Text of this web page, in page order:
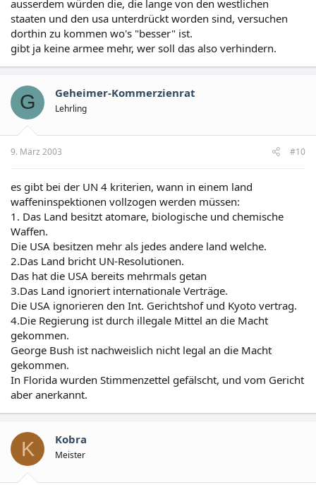
ausserdem würden die, die lange von den westlichen
staaten und den usa unterdrückt worden sind, versuchen
dorthin zu kommen wo's "besser" ist.
gibt ja keine armee mehr, wer soll das also verhindern.
G Geheimer-Kommerzienrat
Lehrling
9. März 2003 #10
es gibt bei der UN 4 kriterien, wann in einem land
waffeninspektionen vollzogen werden müssen:
1. Das Land besitzt atomare, biologische und chemische
Waffen.
Die USA besitzen mehr als jedes andere land welche.
2.Das Land bricht UN-Resolutionen.
Das hat die USA bereits mehrmals getan
3.Das Land ignoriert internationale Verträge.
Die USA ignorieren den Int. Gerichtshof und Kyoto vertrag.
4.Die Regierung ist durch illegale Mittel an die Macht
gekommen.
George Bush ist nachweislich nicht legal an die Macht
gekommen.
In Florida wurden Stimmenzettel gefälscht, und vom Gericht
aber anerkannt.
K Kobra
Meister